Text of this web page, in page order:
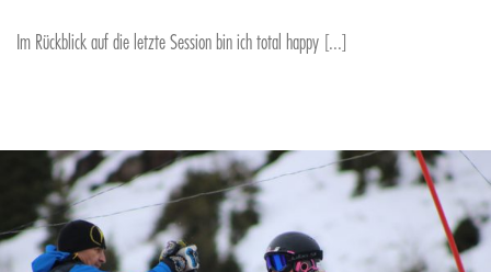
Im Rückblick auf die letzte Session bin ich total happy [...]